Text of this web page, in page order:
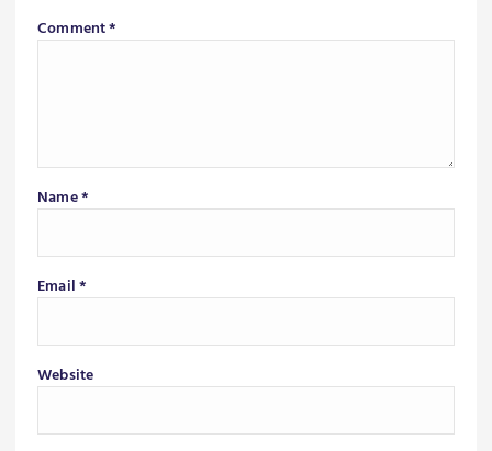
Comment*
Name*
Email*
Website